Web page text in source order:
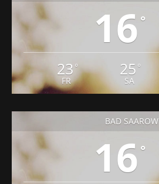
16 °
23 °
FR
25 °
SA
BAD SAAROW
16 °